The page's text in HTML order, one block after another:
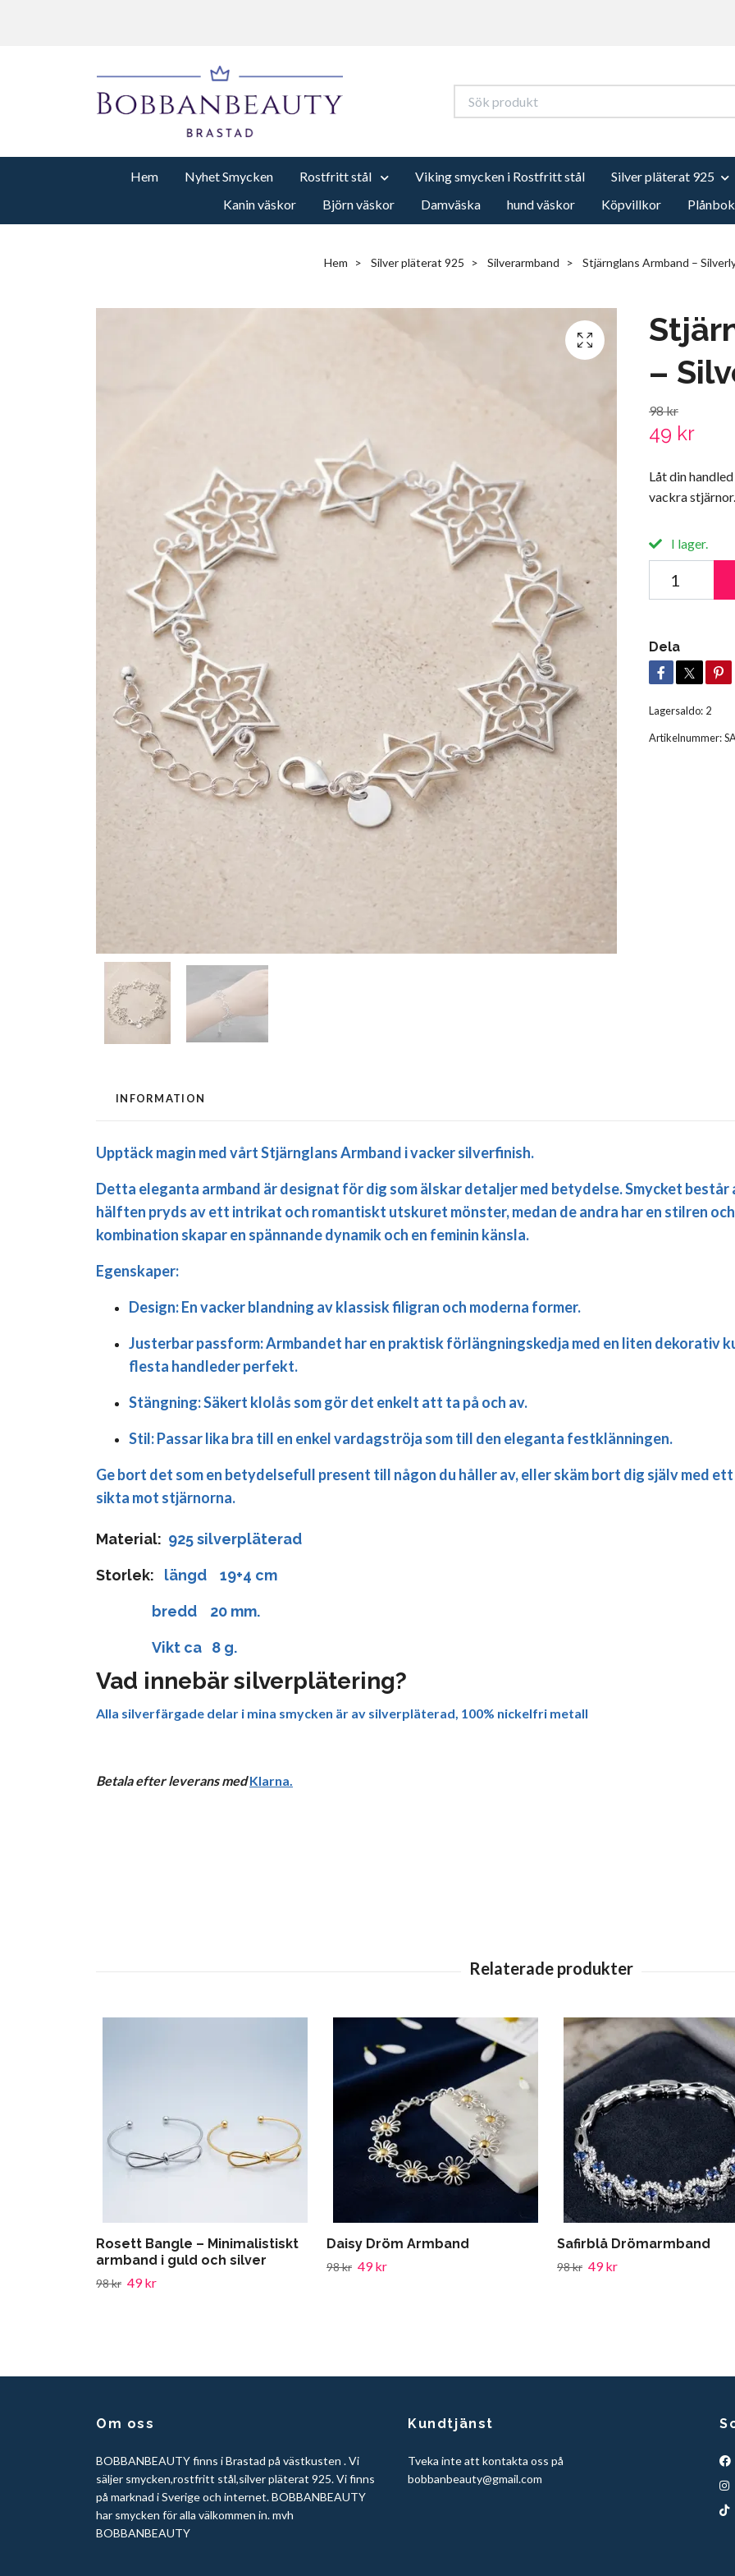
Hem Nyhet Smycken Rostfritt stål Viking smycken i Rostfritt stål
Silver pläterat 925
Kanin väskor
Björn väskor Damväska hund väskor Köpvillkor Plånbok
Hem Silver pläterat 925 Silverarmband Stjärnglans Armband –
–
98 kr
49 kr
Låt din
vackra stjärnor.
I lager.
Dela
Lagersaldo: 2
Artikelnummer:
INFORMATION
Upptäck magin med vårt Stjärnglans Armband i vacker silverfinish.
Detta eleganta armband är designat för dig som älskar detaljer med betydelse. Smycket består
hälften pryds av ett intrikat och romantiskt utskuret mönster, medan de andra har en stilren
kombination skapar en spännande dynamik och en feminin känsla.
Egenskaper:
Design:En vacker blandning av klassisk filigran och moderna former.
Justerbar passform:Armbandet har en praktisk förlängningskedja med en liten dekorativ
flesta handleder perfekt.
Stängning:Säkert klolås som gör det enkelt att ta på och av.
Stil:Passar lika bra till en enkel vardagströja som till den eleganta festklänningen.
Ge bort det som en betydelsefull present till någon du håller av, eller skäm bort dig själv med
sikta mot stjärnorna.
Material: 925 silverpläterad
Storlek: längd 19+4 cm
bredd 20 mm.
Vikt ca 8 g.
Vad innebär silverplätering?
Alla silverfärgade delar i mina smycken är av silverpläterad, 100% nickelfri metall
Betala efter leverans med Klarna
Rosett Bangle – Minimalistiskt
armband i guld och silver
98 kr 49 kr
Daisy Dröm Armband
98 kr 49 kr
Safirblå Drömarmband
98 kr 49 kr
Om oss
BOBBANBEAUTY finns i Brastad på västkusten . Vi
säljer smycken,rostfritt stål,silver pläterat 925. Vi finns
på marknad i Sverige och internet. BOBBANBEAUTY
har smycken för alla välkommen in. mvh
BOBBANBEAUTY
Kundtjänst
Tveka inte att kontakta oss på
bobbanbeauty@gmail.com